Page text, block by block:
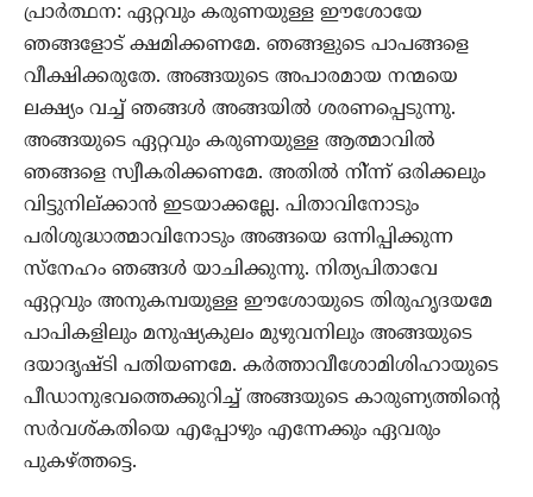
പ്രാര്‍ത്ഥന: ഏറ്റവും കരുണയുള്ള ഈശോയേ
ഞങ്ങളോട് ക്ഷമിക്കണമേ. ഞങ്ങളുടെ പാപങ്ങളെ
വീക്ഷിക്കരുതേ. അങ്ങയുടെ അപാരമായ നന്മയെ
ലക്ഷ്യം വച്ച് ഞങ്ങള്‍ അങ്ങയില്‍ ശരണപ്പെടുന്നു.
അങ്ങയുടെ ഏറ്റവും കരുണയുള്ള ആത്മാവില്‍
ഞങ്ങളെ സ്വീകരിക്കണമേ. അതില്‍ നി്ന്ന് ഒരിക്കലും
വിട്ടുനില്ക്കാന്‍ ഇടയാക്കല്ലേ. പിതാവിനോടും
പരിശുദ്ധാത്മാവിനോടും അങ്ങയെ ഒന്നിപ്പിക്കുന്ന
സ്‌നേഹം ഞങ്ങള്‍ യാചിക്കുന്നു. നിത്യപിതാവേ
ഏറ്റവും അനുകമ്പയുള്ള ഈശോയുടെ തിരുഹൃദയമേ
പാപികളിലും മനുഷ്യകുലം മുഴുവനിലും അങ്ങയുടെ
ദയാദൃഷ്ടി പതിയണമേ. കര്‍ത്താവീശോമിശിഹായുടെ
പീഡാനുഭവത്തെക്കുറിച്ച് അങ്ങയുടെ കാരുണ്യത്തിന്റെ
സര്‍വശ്കതിയെ എപ്പോഴും എന്നേക്കും ഏവരും
പുകഴ്ത്തട്ടെ.